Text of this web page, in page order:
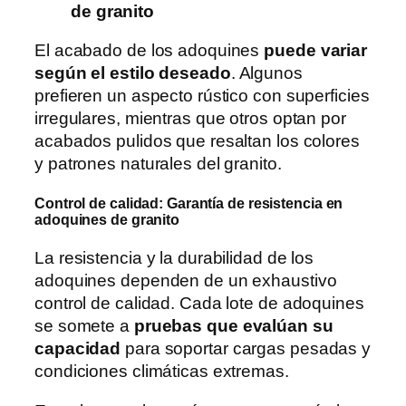
de granito
El acabado de los adoquines puede variar
según el estilo deseado. Algunos
prefieren un aspecto rústico con superficies
irregulares, mientras que otros optan por
acabados pulidos que resaltan los colores
y patrones naturales del granito.
Control de calidad: Garantía de resistencia en
adoquines de granito
La resistencia y la durabilidad de los
adoquines dependen de un exhaustivo
control de calidad. Cada lote de adoquines
se somete a pruebas que evalúan su
capacidad para soportar cargas pesadas y
condiciones climáticas extremas.